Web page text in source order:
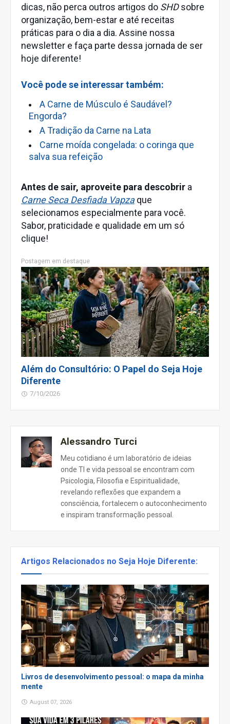
dicas, não perca outros artigos do SHDsobre
organização, bem-estar e até receitas
práticas para o dia a dia. Assine nossa
newsletter e faça parte dessa jornada de ser
hoje diferente!
Você pode se interessar também:
A Carne de Músculo é Saudável?
Engorda?
A Tradição da Carne na Lata
Carne moída congelada: o coringa que
salva sua refeição
Antes de sair, aproveite para descobrir a
Carne Seca Desfiada Vapzaque
selecionamos especialmente para você.
Sabor, praticidade e qualidade em um só
clique!
Postagem em destaque
Além do Consultório: O Papel do Seja Hoje
Diferente
7/10/2026
Alessandro Turci
Meu cotidiano é um laboratório de ideias
onde TI e vida pessoal se encontram com
Psicologia, Filosofia e Espiritualidade,
revelando reflexões que expandem a
consciência, fortalecem o autoconhecimento
e inspiram transformação pessoal.
Artigos Relacionados no Seja Hoje Diferente:
Livros de desenvolvimento pessoal: o mapa da minha
mente
August 07, 2026